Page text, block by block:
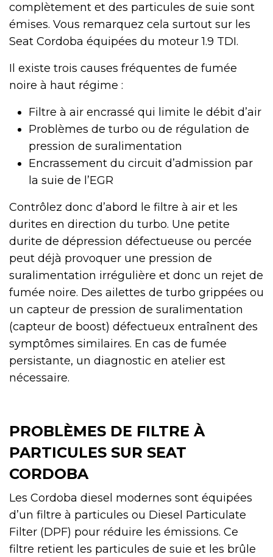
complètement et des particules de suie sont
émises. Vous remarquez cela surtout sur les
Seat Cordoba équipées du moteur 1.9 TDI.
Il existe trois causes fréquentes de fumée
noire à haut régime :
Filtre à air encrassé qui limite le débit d’air
Problèmes de turbo ou de régulation de
pression de suralimentation
Encrassement du circuit d’admission par
la suie de l’EGR
Contrôlez donc d’abord le filtre à air et les
durites en direction du turbo. Une petite
durite de dépression défectueuse ou percée
peut déjà provoquer une pression de
suralimentation irrégulière et donc un rejet de
fumée noire. Des ailettes de turbo grippées ou
un capteur de pression de suralimentation
(capteur de boost) défectueux entraînent des
symptômes similaires. En cas de fumée
persistante, un diagnostic en atelier est
nécessaire.
PROBLÈMES DE FILTRE À
PARTICULES SUR SEAT
CORDOBA
Les Cordoba diesel modernes sont équipées
d’un filtre à particules ou Diesel Particulate
Filter (DPF) pour réduire les émissions. Ce
filtre retient les particules de suie et les brûle